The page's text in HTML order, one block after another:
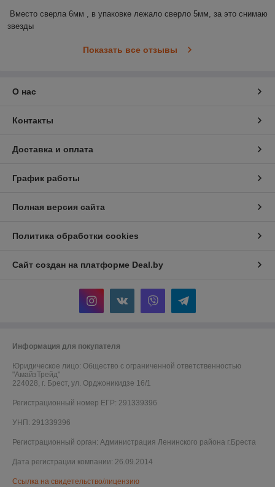
Вместо сверла 6мм , в упаковке лежало сверло 5мм, за это снимаю
звезды
Показать все отзывы
О нас
Контакты
Доставка и оплата
График работы
Полная версия сайта
Политика обработки cookies
Сайт создан на платформе Deal.by
Информация для покупателя
Юридическое лицо: Общество с ограниченной ответственностью
"АмайзТрейд"
224028, г. Брест, ул. Орджоникидзе 16/1
Регистрационный номер ЕГР: 291339396
УНП: 291339396
Регистрационный орган: Администрация Ленинского района г.Бреста
Дата регистрации компании: 26.09.2014
Ссылка на свидетельство/лицензию